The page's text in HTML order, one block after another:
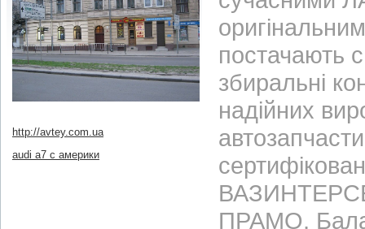
http://avtey.com.ua
audi a7 с америки
постачають
збиральні
надійних
ПРАМО,